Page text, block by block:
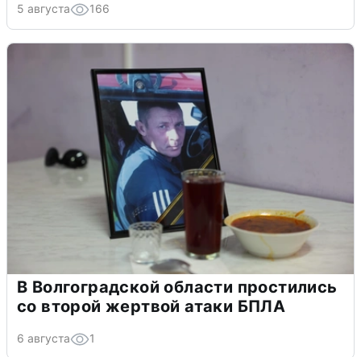
5 августа 166
В Волгоградской области простились
со второй жертвой атаки БПЛА
6 августа 1